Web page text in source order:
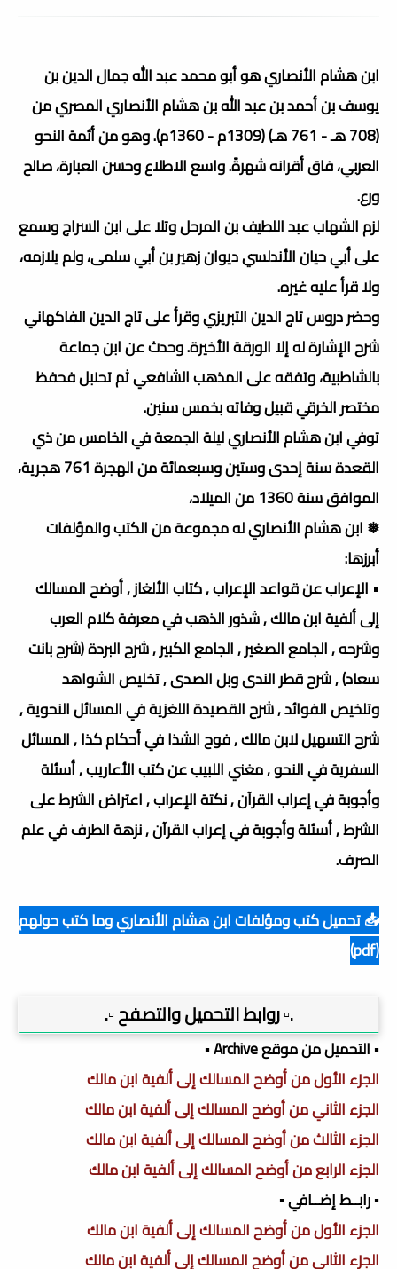
ابن هشام الأنصاري هو أبو محمد عبد الله جمال الدين بن
يوسف بن أحمد بن عبد الله بن هشام الأنصاري المصري من
(708 هـ - 761 هـ) (1309م - 1360م). وهو من أئمة النحو
العربي، فاق أقرانه شهرةً. واسع الاطلاع وحسن العبارة، صالح
ورع.
لزم الشهاب عبد اللطيف بن المرحل وتلا على ابن السراج وسمع
على أبي حيان الأندلسي ديوان زهير بن أبي سلمى، ولم يلازمه،
ولا قرأ عليه غيره.
وحضر دروس تاج الدين التبريزي وقرأ على تاج الدين الفاكهاني
شرح الإشارة له إلا الورقة الأخيرة. وحدث عن ابن جماعة
بالشاطبية، وتفقه على المذهب الشافعي ثم تحنبل فحفظ
مختصر الخرقي قبيل وفاته بخمس سنين.
توفي ابن هشام الأنصاري ليلة الجمعة في الخامس من ذي
القعدة سنة إحدى وستين وسبعمائة من الهجرة 761 هجرية،
الموافق سنة 1360 من الميلاد،
❅ ابن هشام الأنصاري له مجموعة من الكتب والمؤلفات
أبرزها:
• الإعراب عن قواعد الإعراب , كتاب الألغاز , أوضح المسالك
إلى ألفية ابن مالك , شذور الذهب في معرفة كلام العرب
وشرحه , الجامع الصغير , الجامع الكبير , شرح البردة (شرح بانت
سعاد) , شرح قطر الندى وبل الصدى , تخليص الشواهد
وتلخيص الفوائد , شرح القصيدة اللغزية في المسائل النحوية ,
شرح التسهيل لابن مالك , فوح الشذا في أحكام كذا , المسائل
السفرية في النحو , مغني اللبيب عن كتب الأعاريب , أسئلة
وأجوبة في إعراب القرآن , نكتة الإعراب , اعتراض الشرط على
الشرط , أسئلة وأجوبة في إعراب القرآن , نزهة الطرف في علم
الصرف.
📥 تحميل كتب ومؤلفات ابن هشام الأنصاري وما كتب حولهم
(pdf)
.▫️ روابط التحميل والتصفح ▫️.
▪️ التحميل من موقع Archive ▪️
الجزء الأول من أوضح المسالك إلى ألفية ابن مالك
الجزء الثاني من أوضح المسالك إلى ألفية ابن مالك
الجزء الثالث من أوضح المسالك إلى ألفية ابن مالك
الجزء الرابع من أوضح المسالك إلى ألفية ابن مالك
▪️ رابــط إضــافي ▪️
الجزء الأول من أوضح المسالك إلى ألفية ابن مالك
الجزء الثاني من أوضح المسالك إلى ألفية ابن مالك